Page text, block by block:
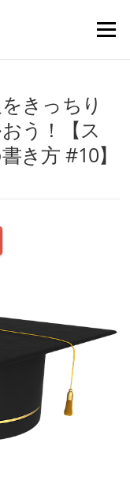
メニュー
きっちり
う！【ス
き方 #10】